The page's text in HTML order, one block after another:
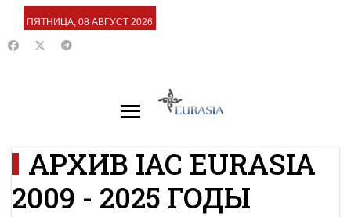
ПЯТНИЦА, 08 АВГУСТ 2026
АРХИВ IAC EURASIA
2009 - 2025 ГОДЫ